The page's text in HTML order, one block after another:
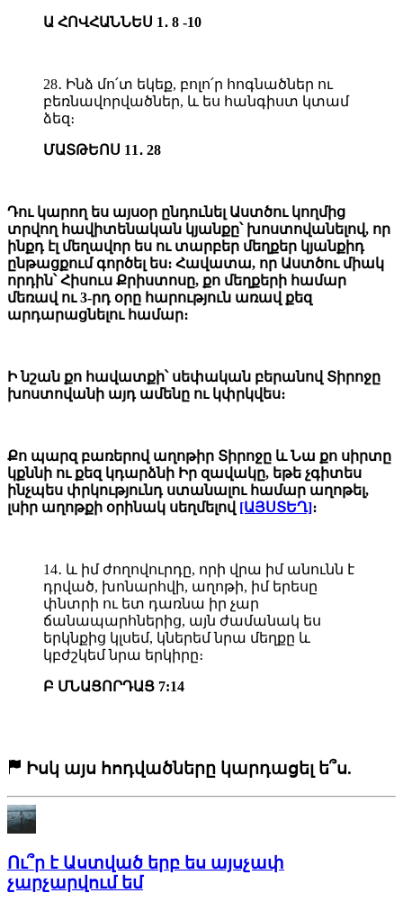
Ա ՀՈՎՀԱՆՆԵՍ 1․ 8 -10
28․ Ինձ մո՛տ եկեք, բոլո՛ր հոգնածներ ու
բեռնավորվածներ, և ես հանգիստ կտամ
ձեզ։
ՄԱՏԹԵՈՍ 11․ 28
Դու կարող ես այսօր ընդունել Աստծու կողմից
տրվող հավիտենական կյանքը՝ խոստովանելով, որ
ինքդ էլ մեղավոր ես ու տարբեր մեղքեր կյանքիդ
ընթացքում գործել ես։ Հավատա, որ Աստծու միակ
որդին՝ Հիսուս Քրիստոսը, քո մեղքերի համար
մեռավ ու 3-րդ օրը հարություն առավ քեզ
արդարացնելու համար։
Ի նշան քո հավատքի՝ սեփական բերանով Տիրոջը
խոստովանի այդ ամենը ու կփրկվես։
Քո պարզ բառերով աղոթիր Տիրոջը և Նա քո սիրտը
կքննի ու քեզ կդարձնի Իր զավակը, եթե չգիտես
ինչպես փրկությունդ ստանալու համար աղոթել,
լսիր աղոթքի օրինակ սեղմելով [ԱՅՍՏԵՂ]։
14․ և իմ ժողովուրդը, որի վրա իմ անունն է
դրված, խոնարհվի, աղոթի, իմ երեսը
փնտրի ու ետ դառնա իր չար
ճանապարհներից, այն ժամանակ ես
երկնքից կլսեմ, կներեմ նրա մեղքը և
կբժշկեմ նրա երկիրը։
Բ ՄՆԱՑՈՐԴԱՑ 7:14
Իսկ այս հոդվածները կարդացել ե՞ս.
Ու՞ր է Աստված երբ ես այսչափ
չարչարվում եմ